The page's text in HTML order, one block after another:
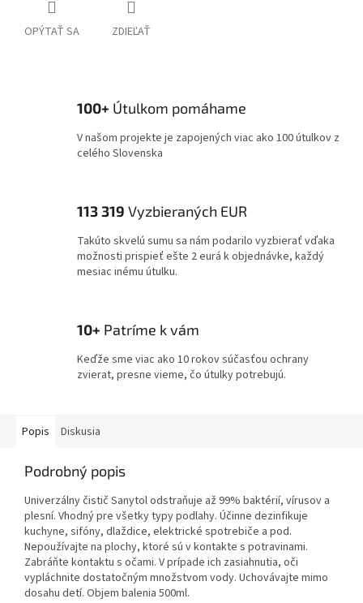
OPÝTAŤ SA ZDIEĽAŤ
100+ Útulkom pomáhame
V našom projekte je zapojených viac ako 100 útulkov z
celého Slovenska
113 319 Vyzbieraných EUR
Takúto skvelú sumu sa nám podarilo vyzbierať vďaka
možnosti prispieť ešte 2 eurá k objednávke, každý
mesiac inému útulku.
10+ Patríme k vám
Keďže sme viac ako 10 rokov súčasťou ochrany
zvierat, presne vieme, čo útulky potrebujú.
Popis Diskusia
Podrobný popis
Univerzálny čistič Sanytol odstraňuje až 99% baktérií, vírusov a
plesní. Vhodný pre všetky typy podlahy. Účinne dezinfikuje
kuchyne, sifóny, dlaždice, elektrické spotrebiče a pod.
Nepoužívajte na plochy, ktoré sú v kontakte s potravinami.
Zabráňte kontaktu s očami. V prípade ich zasiahnutia, oči
vypláchnite dostatočným množstvom vody. Uchovávajte mimo
dosahu detí. Objem balenia 500ml.